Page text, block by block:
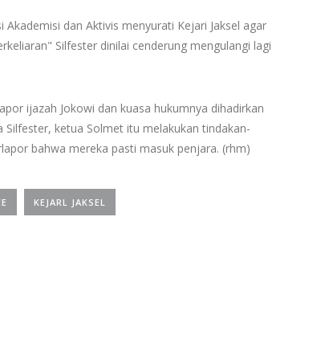
dan Aktivis menyurati Kejari Jaksel agar
Silfester dinilai cenderung mengulangi lagi
ijazah Jokowi dan kuasa hukumnya dihadirkan
ketua Solmet itu melakukan tindakan-
bahwa mereka pasti masuk penjara. (rhm)
KEJARL JAKSEL